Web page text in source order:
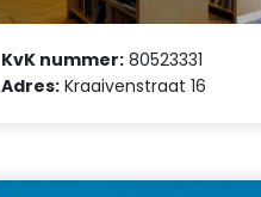
KvK nummer: 80523331
Adres: Kraaivenstraat 16